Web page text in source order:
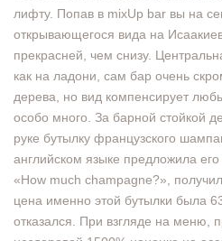
лифту. Попав в mixUp bar вы на
открывающегося вида на
прекрасней, чем снизу.
как на ладони, сам бар очень
дерева, но вид компенсирует
особо много. За барной стойкой
руке бутылку французского
английском языке предложила
«How much champagne?»,
цена именно этой бутылки была
отказался. При взгляде на меню,